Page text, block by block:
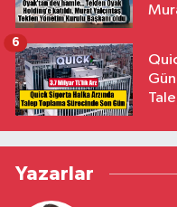
6
Yazarlar